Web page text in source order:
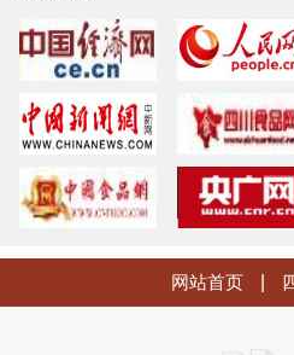
网站首页